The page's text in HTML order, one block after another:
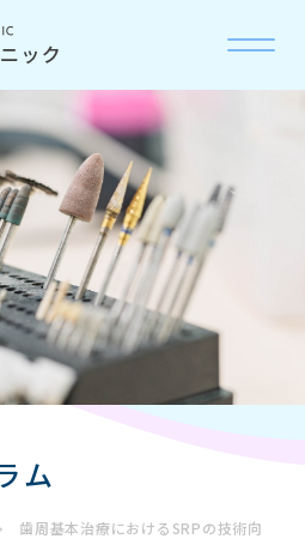
ム
歯周基本治療におけるSRPの技術向